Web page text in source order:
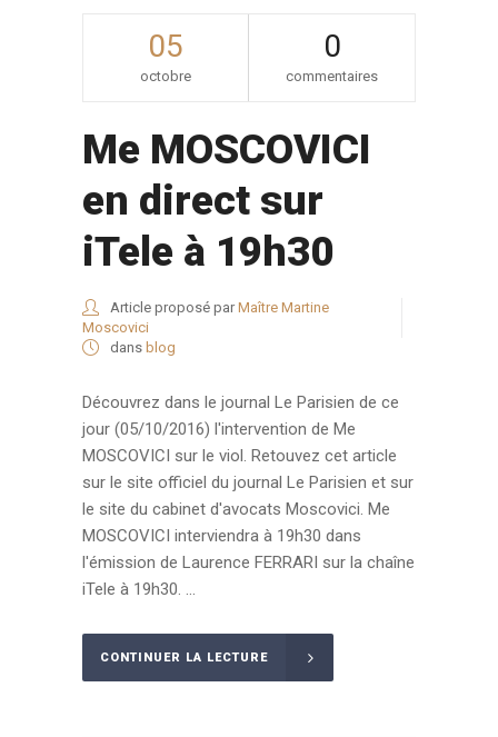
05
octobre
0
commentaires
Me MOSCOVICI
en direct sur
iTele à 19h30
Article proposé par Maître Martine
Moscovici
dans blog
Découvrez dans le journal Le Parisien de ce
jour (05/10/2016) l'intervention de Me
MOSCOVICI sur le viol. Retouvez cet article
sur le site officiel du journal Le Parisien et sur
le site du cabinet d'avocats Moscovici. Me
MOSCOVICI interviendra à 19h30 dans
l'émission de Laurence FERRARI sur la chaîne
iTele à 19h30. ...
CONTINUER LA LECTURE